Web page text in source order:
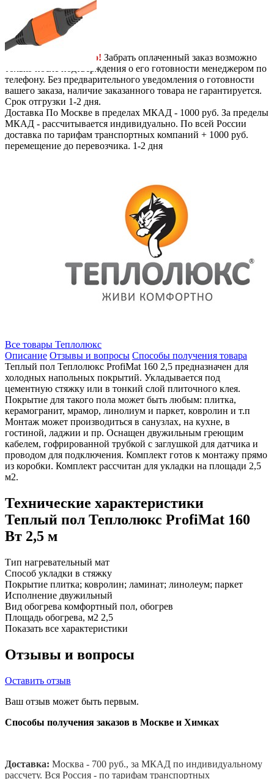
+
7290
руб. / шт.
В корзину
Бесплатно! Забрать оплаченный заказ возможно
только после подтверждения о его готовности менеджером по
телефону. Без предварительного уведомления о готовности
вашего заказа, наличие заказанного товара не гарантируется.
Срок отгрузки 1-2 дня.
Доставка По Москве в пределах МКАД - 1000 руб. За пределы
МКАД - рассчитывается индивидуально. По всей России
доставка по тарифам транспортных компаний + 1000 руб.
перемещение до перевозчика. 1-2 дня
Все товары Теплолюкс
Описание Отзывы и вопросы Способы получения товара
Теплый пол Теплолюкс ProfiMat 160 2,5 предназначен для
холодных напольных покрытий. Укладывается под
цементную стяжку или в тонкий слой плиточного клея.
Покрытие для такого пола может быть любым: плитка,
керамогранит, мрамор, линолиум и паркет, ковролин и т.п
Монтаж может производиться в санузлах, на кухне, в
гостиной, ладжии и пр. Оснащен двужильным греющим
кабелем, гофрированной трубкой с заглушкой для датчика и
проводом для подключения. Комплект готов к монтажу прямо
из коробки. Комплект рассчитан для укладки на площади 2,5
м2.
Технические характеристики
Теплый пол Теплолюкс ProfiMat 160
Вт 2,5 м
Тип нагревательный мат
Способ укладки в стяжку
Покрытие плитка; ковролин; ламинат; линолеум; паркет
Исполнение двужильный
Вид обогрева комфортный пол, обогрев
Площадь обогрева, м2 2,5
Показать все характеристики
Отзывы и вопросы
Оставить отзыв
Ваш отзыв может быть первым.
Способы получения заказов в Москве и Химках
Доставка: Москва - 700 руб., за МКАД по индивидуальному
рассчету. Вся Россия - по тарифам транспортных